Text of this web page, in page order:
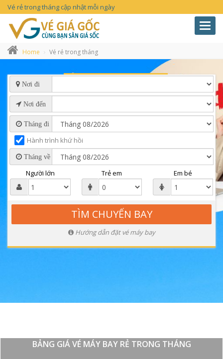
Vé rẻ trong tháng cập nhật mỗi ngày
Home Vé rẻ trong tháng
Nơi đi
Nơi đến
Tháng đi
Hành trình khứ hồi
Tháng về
Người lớn Trẻ em Em bé
Hướng dẫn đặt vé máy bay
BẢNG GIÁ VÉ MÁY BAY RẺ TRONG THÁNG